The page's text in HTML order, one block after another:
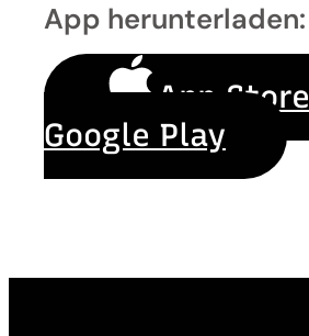
App herunterladen:
App Store
Google Play